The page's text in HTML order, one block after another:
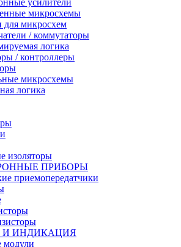
микросхемы
для микросхем
/ коммутаторы
логика
/ контроллеры
микросхемы
логика
изоляторы
ПРИБОРЫ
приемопередатчики
ИНДИКАЦИЯ
модули